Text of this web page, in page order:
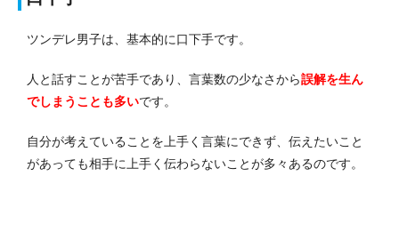
ツンデレ男子は、基本的に口下手です。
人と話すことが苦手であり、言葉数の少なさから誤解を生ん
でしまうことも多いです。
自分が考えていることを上手く言葉にできず、伝えたいこと
があっても相手に上手く伝わらないことが多々あるのです。